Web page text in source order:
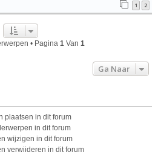
1 2
• Pagina 1Van 1
Ga Naar
plaatsen in dit forum
in dit forum
wijzigen in dit forum
verwijderen in dit forum